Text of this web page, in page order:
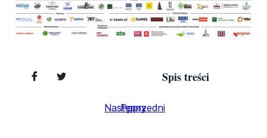
Spis treści
Poprzedni
Następny